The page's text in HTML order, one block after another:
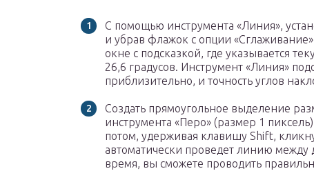
С помощью инструмента «Линия»,
и убрав флажок с опции
окне с подсказкой, где указывается
26,6 градусов. Инструмент «Линия»
приблизительно, и точность углов
Создать прямоугольное выделение
инструмента «Перо» (размер 1
потом, удерживая клавишу Shift,
автоматически проведет линию между
время, вы сможете проводить